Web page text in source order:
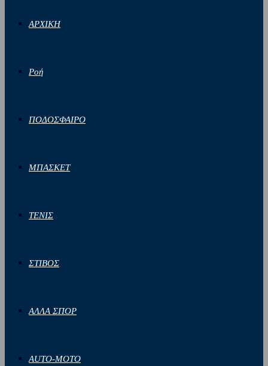
ΑΡΧΙΚΗ
Ροή
ΠΟΔΟΣΦΑΙΡΟ
ΜΠΑΣΚΕΤ
ΤΕΝΙΣ
ΣΤΙΒΟΣ
ΑΛΛΑ ΣΠΟΡ
AUTO-MOTO